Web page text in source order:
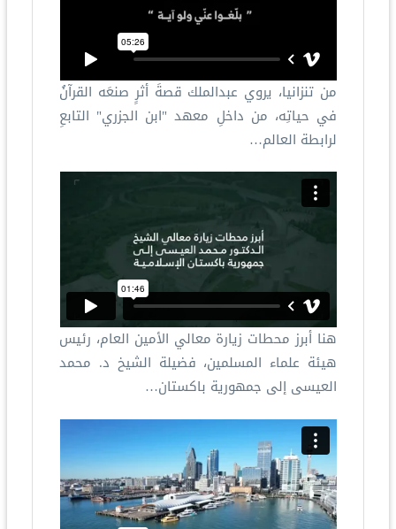
من تنزانيا، يروي عبدالملك قصةَ أثرٍ صنعَه القرآنُ
في حياتِه، من داخلِ معهد "ابن الجزري" التابعِ
لرابطة العالم…
هنا أبرز محطات زيارة معالي الأمين العام، رئيس
هيئة علماء المسلمين، فضيلة الشيخ د.⁧ محمد
العيسى⁩ إلى جمهورية باكستان…